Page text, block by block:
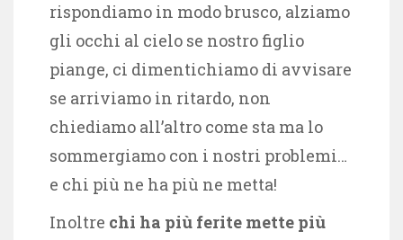
rispondiamo in modo brusco, alziamo
gli occhi al cielo se nostro figlio
piange, ci dimentichiamo di avvisare
se arriviamo in ritardo, non
chiediamo all’altro come sta ma lo
sommergiamo con i nostri problemi…
e chi più ne ha più ne metta!
Inoltre chi ha più ferite mette più